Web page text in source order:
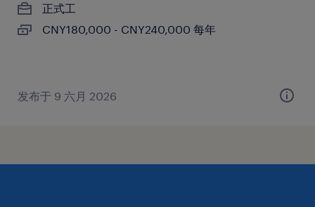
正式工
CNY180,000 - CNY240,000 每年
发布于 9 六月 2026